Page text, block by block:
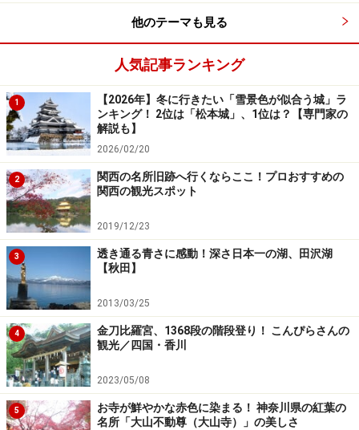
彩りを沿えます。まさに絶妙なコントラストですね。
人力車に揺られてのお花見もおすすめ
みなみの桜と人力車（提供：南伊豆町観光協会）
東西に長い「みなみの桜」の桜並木。川沿いのためアッ
プダウンこそ少ないですが、それなりに距離があります
ので、歩くのが大変と思った方は、人力車に乗ってみる
のも良いでしょう。
道の駅 下賀茂温泉 湯の花から、人力車に乗って桜を愛で
ることができます。普通に歩くのとは違った目線での風
景はきっと思い出に残ることでしょう。
一面を明るい黄色に染め上げる菜の花畑
他のテーマも見る
人気記事ランキング
1
【2026年】冬に行きたい「雪景色が似合う城」ラ
ンキング！ 2位は「松本城」、1位は？【専門家の
解説も】
2026/02/20
2
関西の名所旧跡へ行くならここ！プロおすすめの
関西の観光スポット
2019/12/23
3
透き通る青さに感動！深さ日本一の湖、田沢湖
【秋田】
2013/03/25
4
金刀比羅宮、1368段の階段登り！ こんぴらさんの
観光／四国・香川
2023/05/08
5
お寺が鮮やかな赤色に染まる！ 神奈川県の紅葉の
名所「大山不動尊（大山寺）」の美しさ